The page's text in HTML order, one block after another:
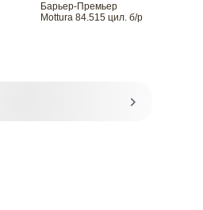
Барьер-Премьер
Mottura 84.515 цил. б/р
2